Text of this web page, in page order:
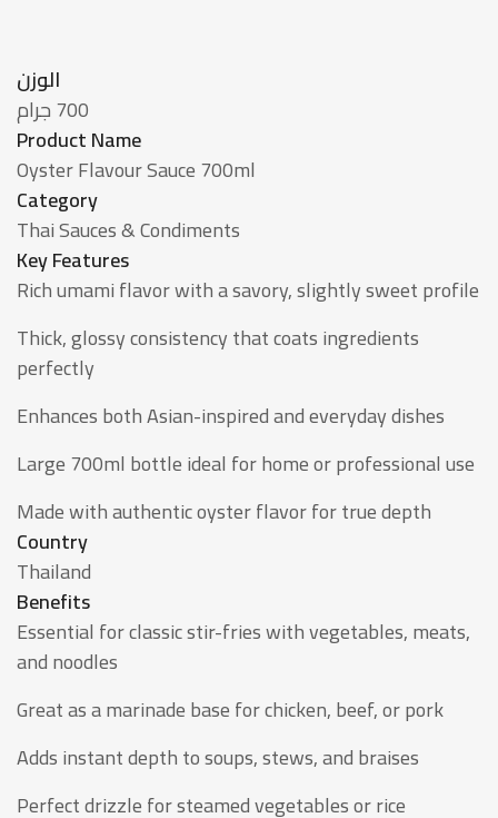
الوزن
700 جرام
Product Name
Oyster Flavour Sauce 700ml
Category
Thai Sauces & Condiments
Key Features
Rich umami flavor with a savory, slightly sweet profile
Thick, glossy consistency that coats ingredients
perfectly
Enhances both Asian-inspired and everyday dishes
Large 700ml bottle ideal for home or professional use
Made with authentic oyster flavor for true depth
Country
Thailand
Benefits
Essential for classic stir-fries with vegetables, meats,
and noodles
Great as a marinade base for chicken, beef, or pork
Adds instant depth to soups, stews, and braises
Perfect drizzle for steamed vegetables or rice